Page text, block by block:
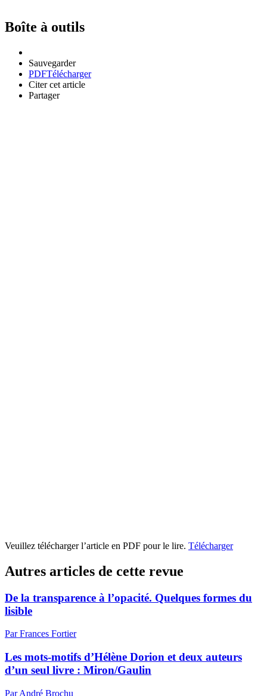
Boîte à outils
Sauvegarder
PDFTélécharger
Citer cet article
Partager
Veuillez télécharger l’article en PDF pour le lire. Télécharger
Autres articles de cette revue
De la transparence à l’opacité. Quelques formes du
lisible
Par Frances Fortier
Les mots-motifs d’Hélène Dorion et deux auteurs
d’un seul livre : Miron/Gaulin
Par André Brochu